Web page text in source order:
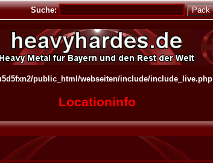
Suche:
public_html/webseiten/include/include_live.php
Locationinfo